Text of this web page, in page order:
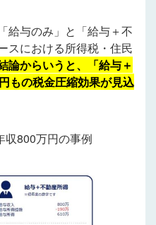
給与のみ」と「給与＋不
スにおける所得税・住民
論からいうと、「給与＋
もの税金圧縮効果が見込
収800万円の事例